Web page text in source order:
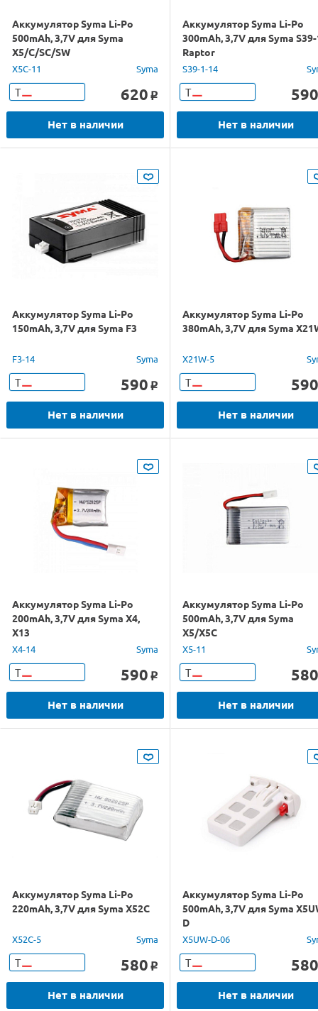
Аккумулятор Syma Li-Po
500mAh, 3,7V для Syma
X5/C/SC/SW
X5C-11 Syma
Т 620 o
Нет в наличии
Аккумулятор Syma Li-Po
300mAh, 3,7V для Syma
Raptor
S39-1-14
Т 590
Нет в наличии
Аккумулятор Syma Li-Po
150mAh, 3,7V для Syma F3
F3-14 Syma
Т 590 o
Нет в наличии
Аккумулятор Syma Li-Po
380mAh, 3,7V для Syma
X21W-5
Т 590
Нет в наличии
Аккумулятор Syma Li-Po
200mAh, 3,7V для Syma X4,
X13
X4-14 Syma
Т 590 o
Нет в наличии
Аккумулятор Syma Li-Po
500mAh, 3,7V для Syma
X5/X5C
X5-11
Т 580
Нет в наличии
Аккумулятор Syma Li-Po
220mAh, 3,7V для Syma X52C
X52C-5 Syma
Т 580 o
Нет в наличии
Аккумулятор Syma Li-Po
500mAh, 3,7V для Syma
D
X5UW-D-06
Т 580
Нет в наличии